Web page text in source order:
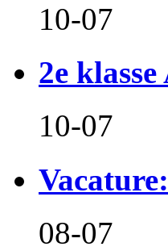
10-07
2e
10-07
08-07